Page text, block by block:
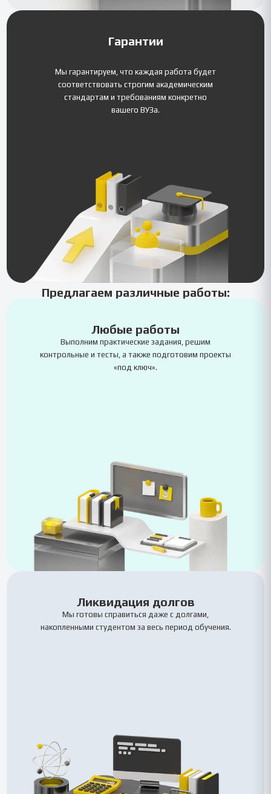
Гарантии
Мы гарантируем, что каждая работа будет
соответствовать строгим академическим
стандартам и требованиям конкретно
вашего ВУЗа.
Предлагаем различные работы:
Любые работы
Выполним практические задания, решим
контрольные и тесты, а также подготовим проекты
«под ключ».
Ликвидация долгов
Мы готовы справиться даже с долгами,
накопленными студентом за весь период обучения.